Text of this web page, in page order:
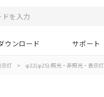
ウンロード サポート
灯 > φ22(φ25):照光・非照光・表示灯